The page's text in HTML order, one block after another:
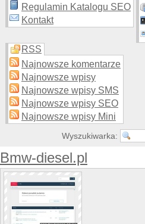
Regulamin Katalogu SEO
Kontakt
RSS
Najnowsze komentarze
Najnowsze wpisy
Najnowsze wpisy SMS
Najnowsze wpisy SEO
Najnowsze wpisy Mini
Wyszukiwarka:
Bmw-diesel.pl